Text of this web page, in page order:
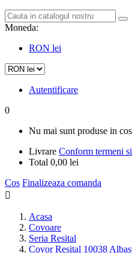
Moneda:
RON lei
Autentificare
0
Nu mai sunt produse in
Livrare Conform termeni
Total 0,00 lei
Cos Finalizeaza comanda

Acasa
Covoare
Seria Resital
Covor Resital 10038